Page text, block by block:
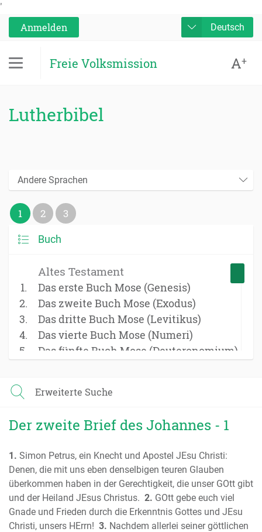
'
Anmelden
Deutsch
Freie Volksmission A+
Lutherbibel
Andere Sprachen
1 2 3
Buch
Altes Testament
Das erste Buch Mose (Genesis)
Das zweite Buch Mose (Exodus)
Das dritte Buch Mose (Levitikus)
Das vierte Buch Mose (Numeri)
Das fünfte Buch Mose (Deuteronomium)
Das Buch Ruth
Das zweite Buch Samuel
Das zweite Buch der Könige
Das erste Buch der Chronik
Das zweite Buch der Chronik
Das Buch Esra
Das Buch Nehemia
Erweiterte Suche
Der zweite Brief des Johannes - 1
1. Simon Petrus, ein Knecht und Apostel JEsu Christi:
Denen, die mit uns eben denselbigen teuren Glauben
überkommen haben in der Gerechtigkeit, die unser GOtt gibt
und der Heiland JEsus Christus. 2. GOtt gebe euch viel
Gnade und Frieden durch die Erkenntnis Gottes und JEsu
Christi, unsers HErrn! 3. Nachdem allerlei seiner göttlichen